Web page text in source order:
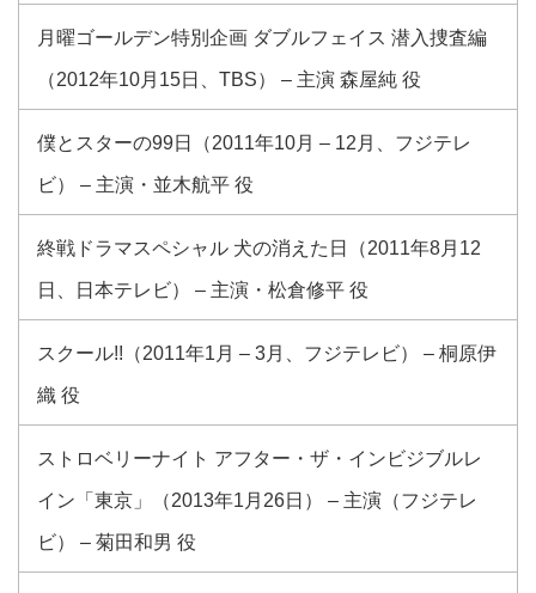
月曜ゴールデン特別企画 ダブルフェイス 潜入捜査編
（2012年10月15日、TBS） – 主演 森屋純 役
僕とスターの99日（2011年10月 – 12月、フジテレ
ビ） – 主演・並木航平 役
終戦ドラマスペシャル 犬の消えた日（2011年8月12
日、日本テレビ） – 主演・松倉修平 役
スクール!!（2011年1月 – 3月、フジテレビ） – 桐原伊
織 役
ストロベリーナイト アフター・ザ・インビジブルレ
イン「東京」（2013年1月26日） – 主演（フジテレ
ビ） – 菊田和男 役